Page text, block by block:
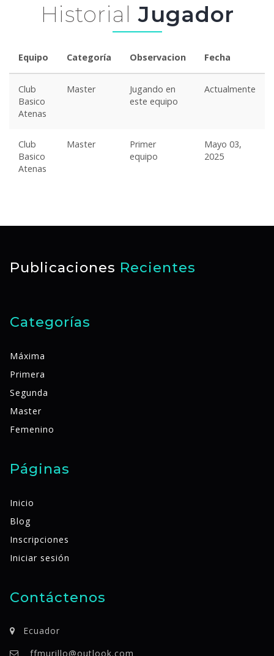
Historial Jugador
Equipo Categoría Observacion Fecha
Club
Basico
Atenas
Master
Jugando en
este equipo
Actualmente
Club
Basico
Atenas
Master
Primer
equipo
Mayo 03,
2025
Publicaciones Recientes
Categorías
Máxima
Primera
Segunda
Master
Femenino
Páginas
Inicio
Blog
Inscripciones
Iniciar sesión
Contáctenos
Ecuador
ffmurillo@outlook.com